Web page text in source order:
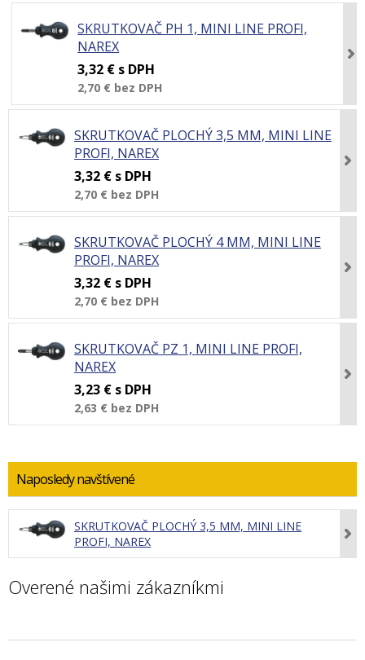
SKRUTKOVAČ PH 1, MINI LINE PROFI,
NAREX
3,32 € s DPH
2,70 € bez DPH
SKRUTKOVAČ PLOCHÝ 3,5 MM, MINI LINE
PROFI, NAREX
3,32 € s DPH
2,70 € bez DPH
SKRUTKOVAČ PLOCHÝ 4 MM, MINI LINE
PROFI, NAREX
3,32 € s DPH
2,70 € bez DPH
SKRUTKOVAČ PZ 1, MINI LINE PROFI,
NAREX
3,23 € s DPH
2,63 € bez DPH
Naposledy navštívené
SKRUTKOVAČ PLOCHÝ 3,5 MM, MINI LINE
PROFI, NAREX
Overené našimi zákazníkmi